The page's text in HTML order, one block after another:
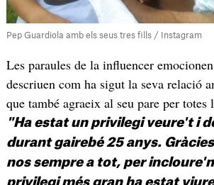
Pep Guardiola amb els seus tres fills / Instagram
Les paraules de la influencer
descriuen com ha sigut la seva relació
que també agraeix al seu pare per totes
"Ha estat un privilegi veure't i
durant gairebé 25 anys.
nos sempre a tot, per
privilegi més gran ha estat